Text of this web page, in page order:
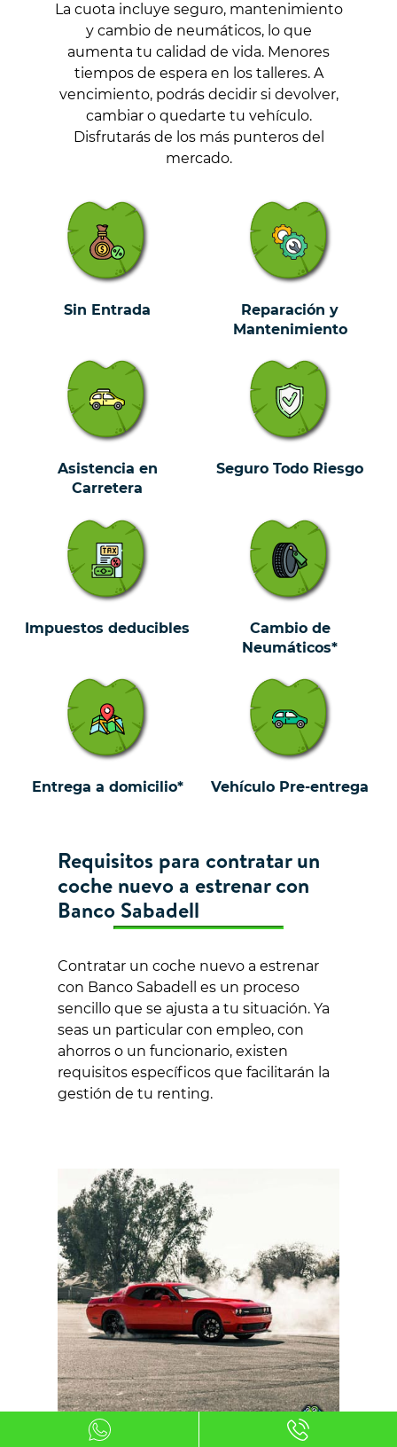
La cuota incluye seguro, mantenimiento
y cambio de neumáticos, lo que
aumenta tu calidad de vida. Menores
tiempos de espera en los talleres. A
vencimiento, podrás decidir si devolver,
cambiar o quedarte tu vehículo.
Disfrutarás de los más punteros del
mercado.
Sin Entrada
Reparación y
Mantenimiento
Asistencia en
Carretera
Seguro Todo Riesgo
Impuestos deducibles
Cambio de
Neumáticos*
Entrega a domicilio* Vehículo Pre-entrega
Requisitos para contratar un
coche nuevo a estrenar con
Banco Sabadell
Contratar un coche nuevo a estrenar
con Banco Sabadell es un proceso
sencillo que se ajusta a tu situación. Ya
seas un particular con empleo, con
ahorros o un funcionario, existen
requisitos específicos que facilitarán la
gestión de tu renting.